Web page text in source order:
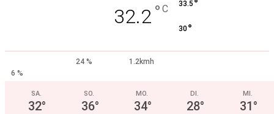
32.2 ° C 33.5 °
30°
24 %
1.2kmh
6 %
SA.
32°
SO.
36°
MO.
34°
DI.
28°
MI.
31°